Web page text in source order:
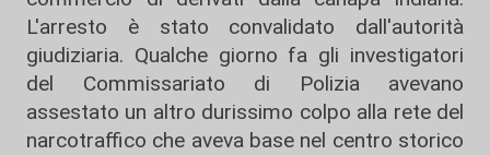
L'arresto è stato convalidato dall'autorità
giudiziaria. Qualche giorno fa gli investigatori
del Commissariato di Polizia avevano
assestato un altro durissimo colpo alla rete del
narcotraffico che aveva base nel centro storico